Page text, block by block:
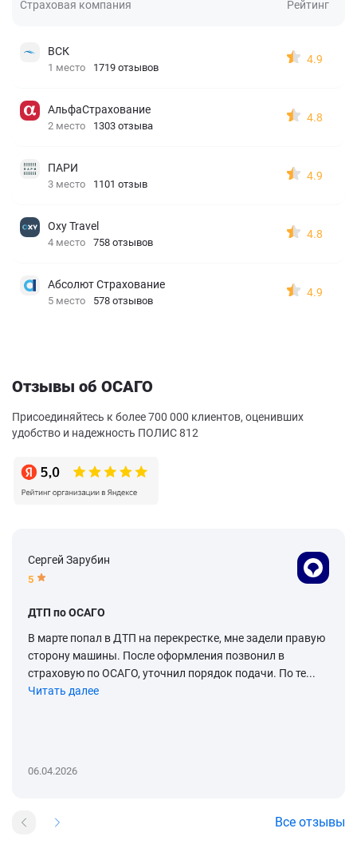
Страховая компания Рейтинг
ВСК
1 место 1719 отзывов
4.9
АльфаСтрахование
2 место 1303 отзыва
4.8
ПАРИ
3 место 1101 отзыв
4.9
Oxy Travel
4 место 758 отзывов
4.8
Абсолют Страхование
5 место 578 отзывов
4.9
Отзывы об ОСАГО
Присоединяйтесь к более 700 000 клиентов, оценивших
удобство и надежность ПОЛИС 812
Сергей Зарубин
5
ДТП по ОСАГО
В марте попал в ДТП на перекрестке, мне задели правую
сторону машины. После оформления позвонил в
страховую по ОСАГО, уточнил порядок подачи. По те...
Читать далее
06.04.2026
Все отзывы